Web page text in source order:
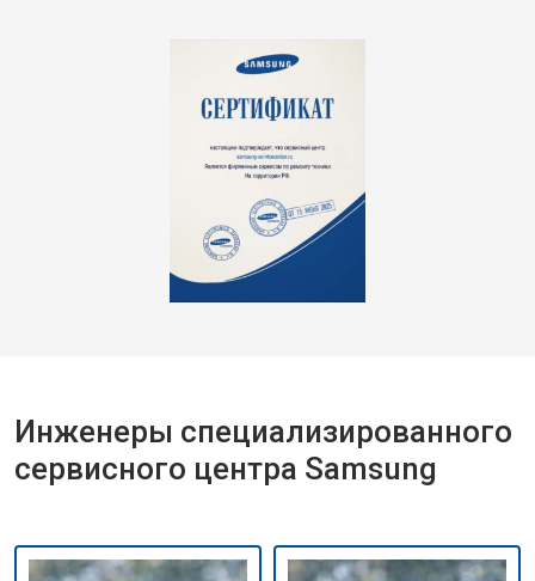
Инженеры специализированного
сервисного центра Samsung